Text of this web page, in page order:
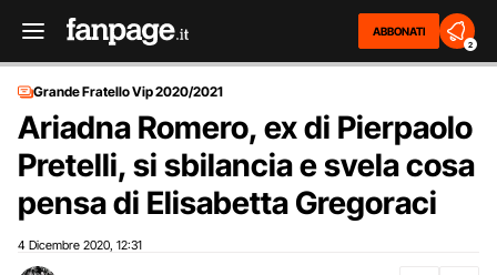
ABBONATI
2
Grande Fratello Vip 2020/2021
Ariadna Romero, ex di Pierpaolo
Pretelli, si sbilancia e svela cosa
pensa di Elisabetta Gregoraci
4 Dicembre 2020 12:31